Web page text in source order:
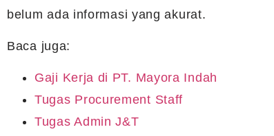
belum ada informasi yang akurat.
Baca juga:
Gaji Kerja di PT. Mayora Indah
Tugas Procurement Staff
Tugas Admin J&T